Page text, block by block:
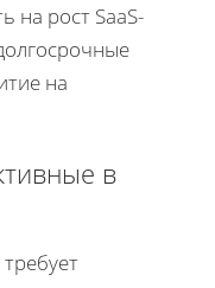
на рост SaaS-
на
в